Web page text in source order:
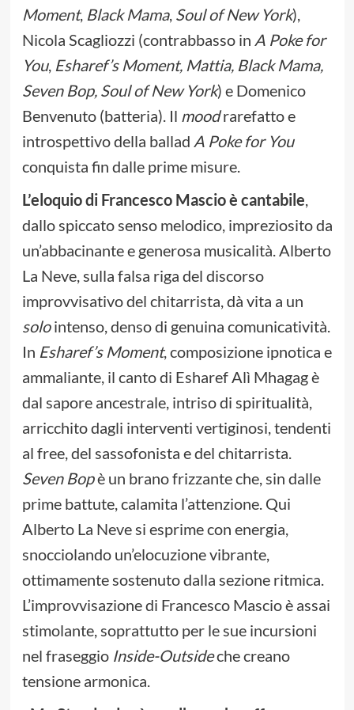
Moment, Black Mama, Soul of New York),
Nicola Scagliozzi (contrabbasso in A Poke for
You, Esharef’s Moment, Mattia, Black Mama,
Seven Bop, Soul of New York) e Domenico
Benvenuto (batteria). Il moodrarefatto e
introspettivo della ballad A Poke for You
conquista fin dalle prime misure.
L’eloquio di Francesco Mascio è cantabile,
dallo spiccato senso melodico, impreziosito da
un’abbacinante e generosa musicalità. Alberto
La Neve, sulla falsa riga del discorso
improvvisativo del chitarrista, dà vita a un
solointenso, denso di genuina comunicatività.
In Esharef’s Moment, composizione ipnotica e
ammaliante, il canto di Esharef Alì Mhagag è
dal sapore ancestrale, intriso di spiritualità,
arricchito dagli interventi vertiginosi, tendenti
al free, del sassofonista e del chitarrista.
Seven Bopè un brano frizzante che, sin dalle
prime battute, calamita l’attenzione. Qui
Alberto La Neve si esprime con energia,
snocciolando un’elocuzione vibrante,
ottimamente sostenuto dalla sezione ritmica.
L’improvvisazione di Francesco Mascio è assai
stimolante, soprattutto per le sue incursioni
nel fraseggio Inside-Outsideche creano
tensione armonica.